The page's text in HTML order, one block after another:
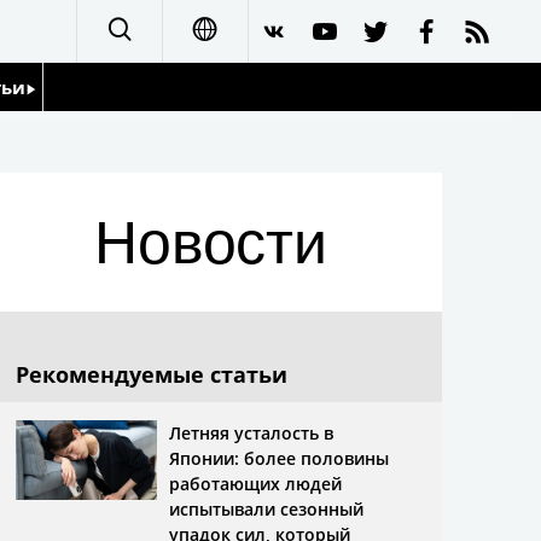
العربية
Новости
Рекомендуемые статьи
Летняя усталость в
Японии: более половины
работающих людей
испытывали сезонный
упадок сил, который